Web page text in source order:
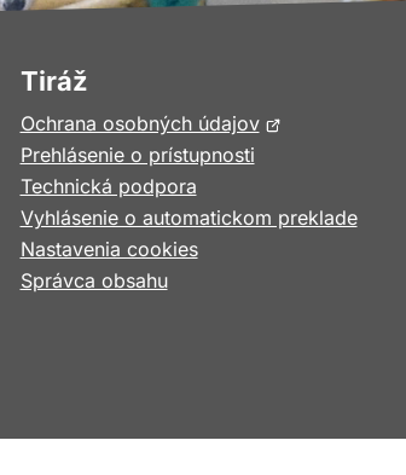
Tiráž
Ochrana osobných údajovOtvorí
novom
Prehlásenie o prístupnosti
Technická podpora
Vyhlásenie o automatickom preklade
Nastavenia cookies
Správca obsahu